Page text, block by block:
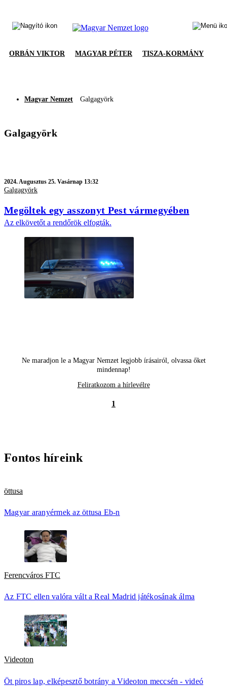
ORBÁN VIKTOR MAGYAR PÉTER TISZA-KORMÁNY
Magyar Nemzet Galgagyörk
Galgagyörk
2024.Augusztus 25. Vasárnap 13:32
Galgagyörk
Megöltek egy asszonyt Pest vármegyében
Az elkövetőt a rendőrök elfogták.
Ne maradjon le a Magyar Nemzet legjobb írásairól, olvassa őket
mindennap!
Feliratkozom a hírlevélre
1
Fontos híreink
öttusa
Magyar aranyérmek az öttusa Eb-n
Ferencváros FTC
Az FTC ellen valóra vált a Real Madrid játékosának álma
Videoton
Öt piros lap, elképesztő botrány a Videoton meccsén - videó